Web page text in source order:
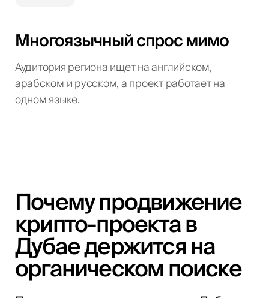
Многоязычный спрос мимо
Аудитория региона ищет на английском,
арабском и русском, а проект работает на
одном языке.
Почему продвижение
крипто-проекта в
Дубае держится на
органическом поиске